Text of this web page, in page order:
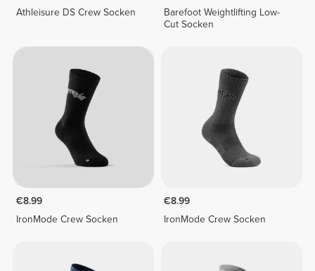
Athleisure DS Crew Socken
Barefoot Weightlifting Low-
Cut Socken
€8.99
IronMode Crew Socken
€8.99
IronMode Crew Socken